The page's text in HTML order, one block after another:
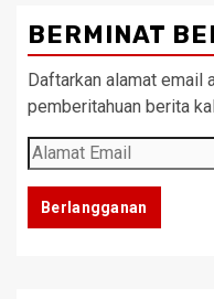
BERMINAT
Daftarkan alamat email
pemberitahuan berita
Alamat
Email
Berlangganan